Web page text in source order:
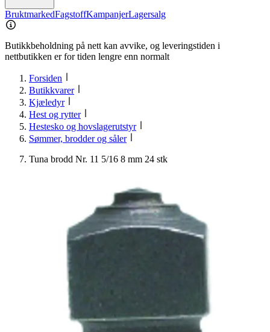
BruktmarkedFagstoffKampanjerLagersalg
Butikkbeholdning på nett kan avvike, og leveringstiden i
nettbutikken er for tiden lengre enn normalt
Forsiden
Butikkvarer
Kjæledyr
Hest og rytter
Hestesko og hovslagerutstyr
Sømmer, brodder og såler
Tuna brodd Nr. 11 5/16 8 mm 24 stk